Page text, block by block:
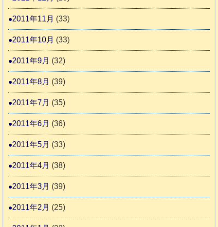
2011年11月 (33)
2011年10月 (33)
2011年9月 (32)
2011年8月 (39)
2011年7月 (35)
2011年6月 (36)
2011年5月 (33)
2011年4月 (38)
2011年3月 (39)
2011年2月 (25)